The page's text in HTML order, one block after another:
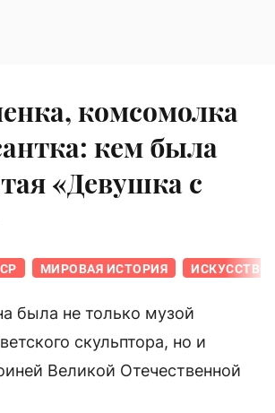
комсомолка
кем была
«Девушка с
МИРОВАЯ ИСТОРИЯ ИСКУССТВО
была не только музой
скульптора, но и
Великой Отечественной